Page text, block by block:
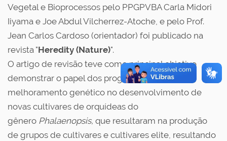
Vegetal e Bioprocessos pelo PPGPVBA Carla Midori
Iiyama e Joe Abdul Vilcherrez-Atoche, e pelo Prof.
Jean Carlos Cardoso (orientador) foi publicado na
revista "Heredity (Nature)".
O artigo de revisão teve como principal objetivo
demonstrar o papel dos programas de
melhoramento genético no desenvolvimento de
novas cultivares de orquídeas do
gênero Phalaenopsis, que resultaram na produção
de grupos de cultivares e cultivares elite, resultando